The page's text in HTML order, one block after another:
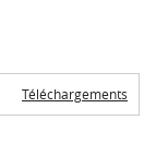
Téléchargements